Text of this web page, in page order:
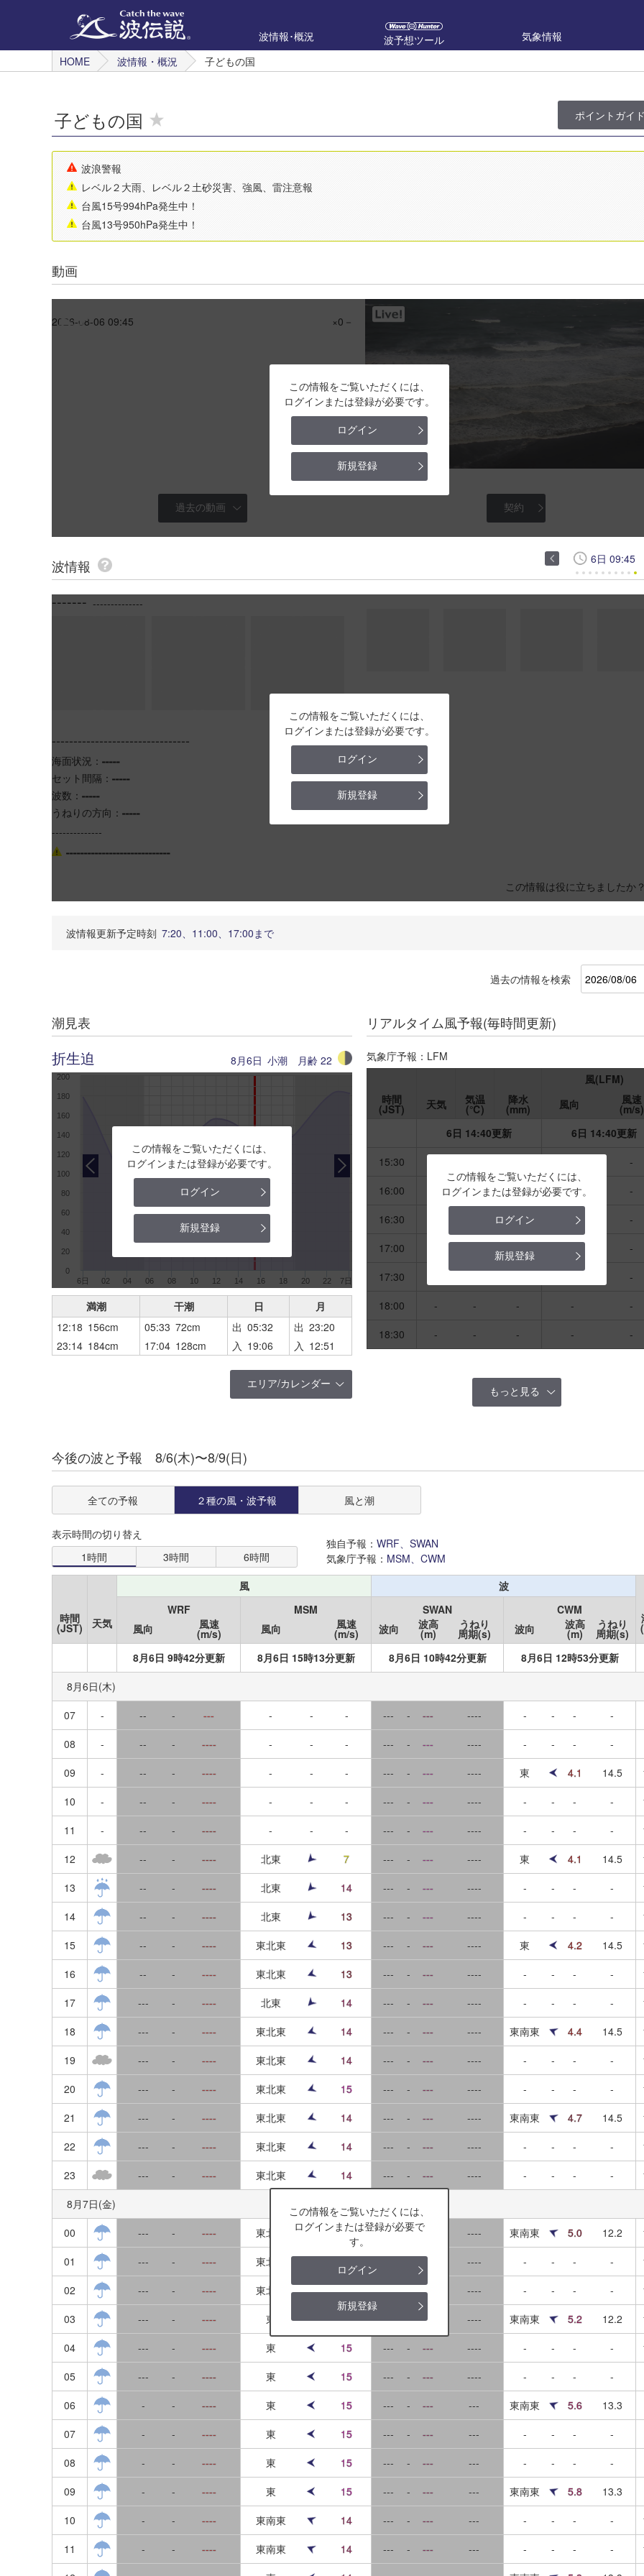
波情報･概況
波予想ツール 気象情報
HOME
波情報・概況 子どもの国
子どもの国 ポイント ガイド
波浪警報
レベル２大雨、レベル２土砂災害、強風、雷注意報
台風15号994hPa発生中！
台風13号950hPa発生中！
動画
2026-08-06 09:45 ×0－
過去の動画
2026-08-05 15:53 ▼20－
2026-08-05 09:55 ▼20－
こどもの国
契約
この情報をご覧いただくには、
ログインまたは登録が必要です。
ログイン
新規登録
波情報 6日 09:45
この情報をご覧いただくには、
ログインまたは登録が必要です。
ログイン
新規登録
------- --------------
--------------------------------
海面状況： -----
セット間隔： -----
波数： -----
うねりの方向： -----
--------------
-----------------------------
この情報は役に立ちましたか？
波情報更新予定時刻 7:20、11:00、17:00まで
過去の情報を検索
潮見表
折生迫 8月6日 小潮 月齢 22
この情報をご覧いただくには、
ログインまたは登録が必要です。
ログイン
新規登録
6日 02 04 06 08 10 12 14 16 18 20 22 7日
0
20
40
60
80
100
120
140
160
180
200
満潮 干潮 日
月
12:18 156cm
05:33 72cm 出 05:32
出 23:20
23:14 184cm
17:04 128cm 入 19:06 入 12:51
エリア/カレンダー
この情報をご覧いただくには、
ログインまたは登録が必要です。
新規登録
道北
道央
道南
岩手
宮城
神奈川
千葉
茨城
埼玉
栃木
群馬
長野
山梨
静岡
愛知
岐阜
三重
新潟
富山
石川
福井
滋賀
京都
大阪
兵庫
奈良
和歌山
岡山
広島
島根
鳥取
折生迫
土々呂
細島
美々津
内海
外浦(宮崎)
福島
August 2026
Su Mo
6
12 14
18 19 21 22
23 24 25 26 27 28 29
リアルタイム風予報(毎時間更新)
気象庁予報：LFM
この情報をご覧いただくには、
ログインまたは登録が必要です。
ログイン
新規登録
風(LFM)
時間
(JST) 天気 気温
(℃)
降水
(mm) 風向 風速
(m/s)
6日 14:40更新
6日 14:40更新
15:30
-
16:00
- - -
-
16:30
-
-
17:00
-
17:30
-
18:00
- - - -
-
18:30
- - - - -
もっと見る
今後の波と予報 8/6(木)〜8/9(日)
全ての予報 ２種の風・波予報 風と潮
表示時間の切り替え
1時間
3時間 6時間
独自予報：WRF、SWAN
気象庁予報： MSM、CWM
この情報をご覧いただくには、
ログインまたは登録が必要で
す。
ログイン
新規登録
風 波
時間
(JST) 天気
WRF MSM SWAN CWM
風向 風速
(m/s) 風向 風速
(m/s) 波向 波高
(m)
うねり
周期(s) 波向 波高
(m)
うねり
周期(s)
8月6日 9時42分更新
8月6日 15時13分更新 8月6日 10時42分更新
8月6日 12時53分更新
8月6日(木)
07
- -- - --- - - - --- - --- ---- - - - -
08
- -- - ---- - - - --- - --- ---- - - - -
09
- -- - ---- - - - --- - --- ---- 東 4.1 14.5
10
- -- - ---- - - - --- - --- ---- - - - -
11
- -- - ---- - - - --- - --- ---- - - - -
12
-- - ---- 北東 7 --- - --- ---- 東 4.1 14.5
13
-- - ---- 北東 14 --- - --- ---- - - - -
14
-- - ---- 北東 13 --- - --- ---- - - - -
15
-- - ---- 東北東 13 --- - --- ---- 東 4.2 14.5
16
-- - ---- 東北東 13 --- - --- ---- - - - -
17
--- - ---- 北東 14 --- - --- ---- - - - -
18
--- - ---- 東北東 14 --- - --- ---- 東南東 4.4 14.5
19
--- - ---- 東北東 14 --- - --- ---- - - - -
20
--- - ---- 東北東 15 --- - --- ---- - - - -
21
--- - ---- 東北東 14 --- - --- ---- 東南東 4.7 14.5
22
--- - ---- 東北東 14 --- - --- ---- - - - -
23
--- - ---- 東北東 14 --- - --- ---- - - - -
8月7日(金)
00
--- - ---- 東北東 14 --- - --- ---- 東南東 5.0 12.2
01
--- - ---- 東北東 15 --- - --- ---- - - - -
02
--- - ---- 東北東 15 --- - --- ---- - - - -
03
--- - ---- 東 15 --- - --- ---- 東南東 5.2 12.2
04
--- - ---- 東 15 --- - --- ---- - - - -
05
--- - ---- 東 15 --- - --- ---- - - - -
06
- - ---- 東 15 --- - --- --- 東南東 5.6 13.3
07
- - ---- 東 15 --- - --- --- - - - -
08
- - ---- 東 15 --- - --- --- - - - -
09
- - ---- 東 15 --- - --- --- 東南東 5.8 13.3
10
- - ---- 東南東 14 --- - --- --- - - - -
11
- - ---- 東南東 14 --- - --- --- - - - -